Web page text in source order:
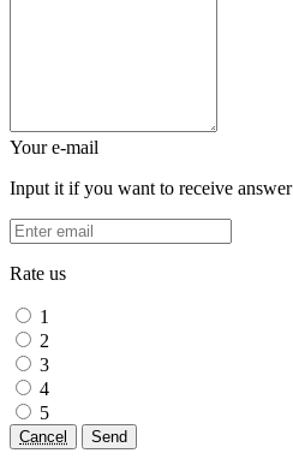
Your e-mail
Input it if you want to receive answer
Rate us
1
2
3
4
5
Cancel Send